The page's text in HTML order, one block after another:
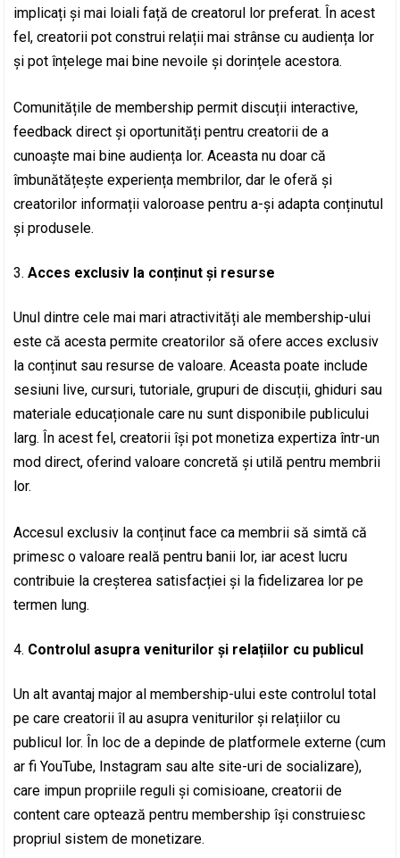
implicați și mai loiali față de creatorul lor preferat. În acest
fel, creatorii pot construi relații mai strânse cu audiența lor
și pot înțelege mai bine nevoile și dorințele acestora.
Comunitățile de membership permit discuții interactive,
feedback direct și oportunități pentru creatorii de a
cunoaște mai bine audiența lor. Aceasta nu doar că
îmbunătățește experiența membrilor, dar le oferă și
creatorilor informații valoroase pentru a-și adapta conținutul
și produsele.
Acces exclusiv la conținut și resurse
Unul dintre cele mai mari atractivități ale membership-ului
este că acesta permite creatorilor să ofere acces exclusiv
la conținut sau resurse de valoare. Aceasta poate include
sesiuni live, cursuri, tutoriale, grupuri de discuții, ghiduri sau
materiale educaționale care nu sunt disponibile publicului
larg. În acest fel, creatorii își pot monetiza expertiza într-un
mod direct, oferind valoare concretă și utilă pentru membrii
lor.
Accesul exclusiv la conținut face ca membrii să simtă că
primesc o valoare reală pentru banii lor, iar acest lucru
contribuie la creșterea satisfacției și la fidelizarea lor pe
termen lung.
Controlul asupra veniturilor și relațiilor cu publicul
Un alt avantaj major al membership-ului este controlul total
pe care creatorii îl au asupra veniturilor și relațiilor cu
publicul lor. În loc de a depinde de platformele externe (cum
ar fi YouTube, Instagram sau alte site-uri de socializare),
care impun propriile reguli și comisioane, creatorii de
content care optează pentru membership își construiesc
propriul sistem de monetizare.